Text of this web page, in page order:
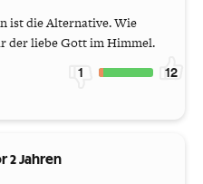
ist die Alternative. Wie
der liebe Gott im Himmel.
1 12
2 Jahren